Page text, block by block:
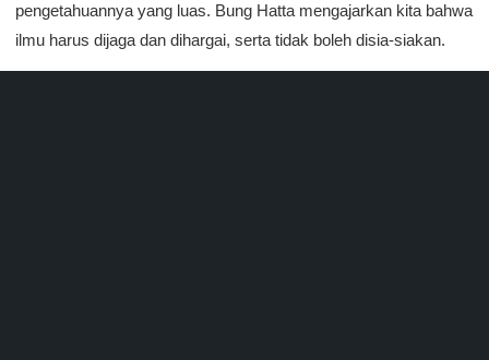
pengetahuannya yang luas. Bung Hatta mengajarkan kita bahwa
ilmu harus dijaga dan dihargai, serta tidak boleh disia-siakan.